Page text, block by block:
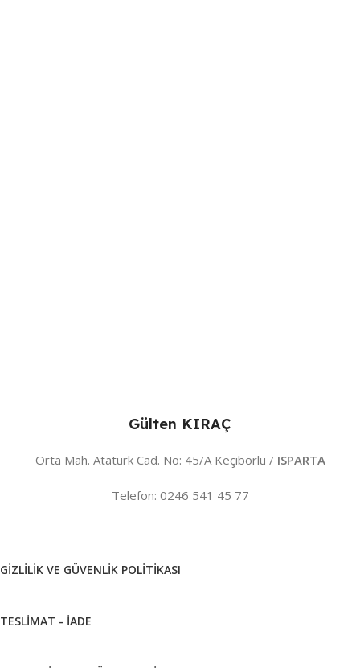
Gülten KIRAÇ
Orta Mah. Atatürk Cad. No: 45/A Keçiborlu / ISPARTA
Telefon: 0246 541 45 77
GIZLILIK VE GÜVENLIK POLITIKASI
TESLIMAT - İADE